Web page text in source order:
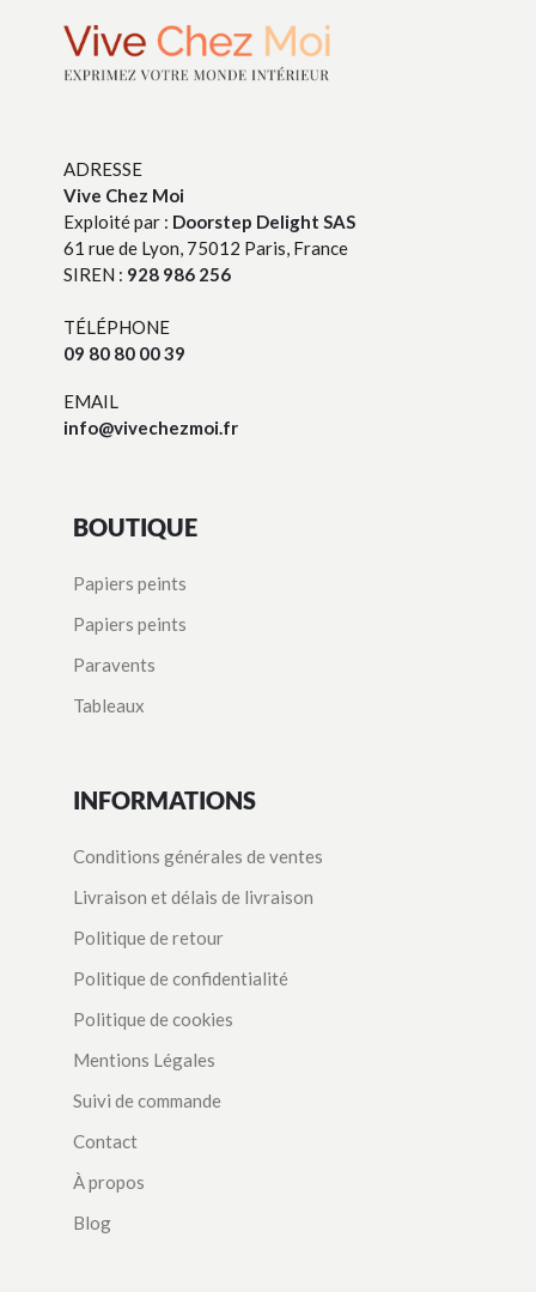
ADRESSE
Vive Chez Moi
Exploité par : Doorstep Delight SAS
61 rue de Lyon, 75012 Paris, France
SIREN : 928 986 256
TÉLÉPHONE
09 80 80 00 39
EMAIL
info@vivechezmoi.fr
BOUTIQUE
Papiers peints
Papiers peints
Paravents
Tableaux
INFORMATIONS
Conditions générales de ventes
Livraison et délais de livraison
Politique de retour
Politique de confidentialité
Politique de cookies
Mentions Légales
Suivi de commande
Contact
À propos
Blog